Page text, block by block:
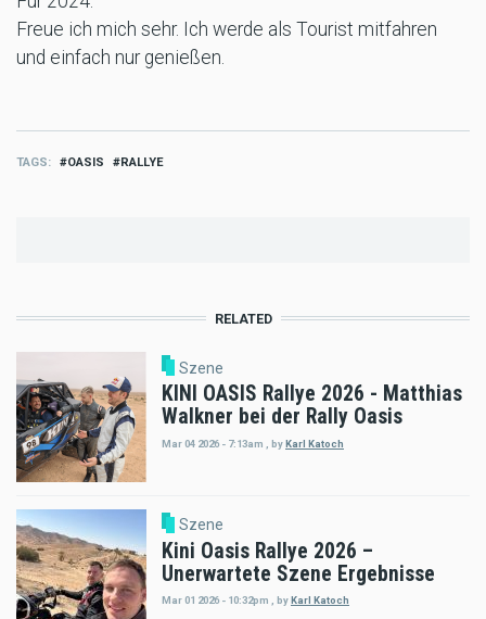
Freue ich mich sehr. Ich werde als Tourist mitfahren
und einfach nur genießen.
TAGS OASIS RALLYE
RELATED
Szene
KINI OASIS Rallye 2026 - Matthias
Walkner bei der Rally Oasis
Mar 04 2026 - 7:13am byKarl Katoch
Szene
Kini Oasis Rallye 2026 –
Unerwartete Szene Ergebnisse
Mar 01 2026 - 10:32pm , by Karl Katoch